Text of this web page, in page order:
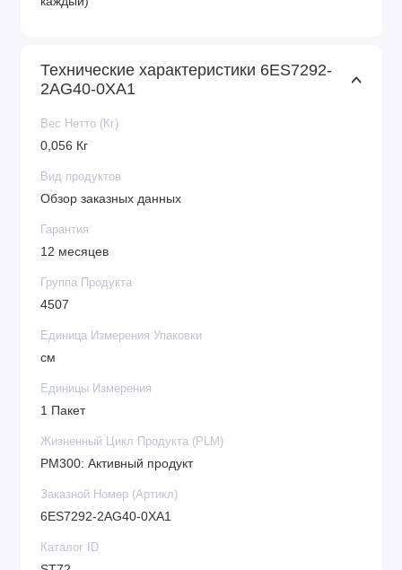
Технические характеристики 6ES7292-
2AG40-0XA1
Вес Нетто (Кг)
0,056 Кг
Вид продуктов
Обзор заказных данных
Гарантия
12 месяцев
Группа Продукта
4507
Единица Измерения Упаковки
см
Единицы Измерения
1 Пакет
Жизненный Цикл Продукта (PLM)
PM300: Активный продукт
Заказной Номер (Артикл)
6ES7292-2AG40-0XA1
Каталог ID